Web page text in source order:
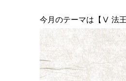
今月のテーマは【Ⅴ 法